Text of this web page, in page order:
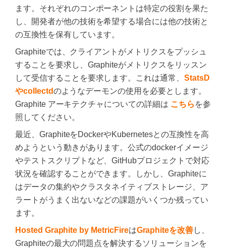
ます。それぞれのコンポーネントは特定の役割を果た
し、開発者が他の技術を希望する場合には他の技術と
の互換性を保有しています。
Graphiteでは、クライアントがメトリクスをプッシュ
することを要求し、Graphiteがメトリクスをリッスン
して受信することを要求します。これは通常、 StatsD
やcollectdのようなデーモンの使用を必要とします。
Graphite アーキテクチャについての詳細は こちら を参
照してください。
最近、GraphiteをDockerやKubernetesとの互換性を高
めようという動きがあります。公式のdockerイメージ
やテストスクリプトなど、GitHubプロジェクトで対応
状況を確認することができます。しかし、Graphiteに
はデータの集約やクラスタネイティブストレージ、ア
ラートがうまく出ないなどの課題がいくつか残ってい
ます。
Hosted Graphite by MetricFireはGraphiteを改善し、
Graphiteの最大の問題点を解決するソリューションを